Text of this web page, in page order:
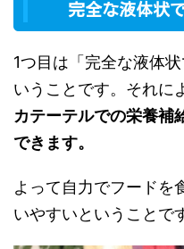
完全な液体状
1つ目は「完全な液体
いうことです。それに
カテーテルでの栄養補
できます。
よって自力でフードを
いやすいということで